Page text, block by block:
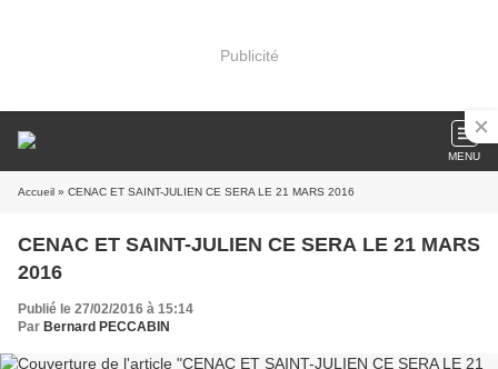
Publicité
MENU
Accueil » CENAC ET SAINT-JULIEN CE SERA LE 21 MARS 2016
CENAC ET SAINT-JULIEN CE SERA LE 21 MARS
2016
Publié le 27/02/2016 à 15:14
Par Bernard PECCABIN